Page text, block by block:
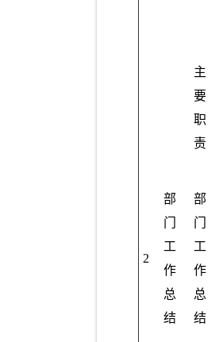
主
要
职
责
2
部
门
工
作
总
结
部
门
工
作
总
结